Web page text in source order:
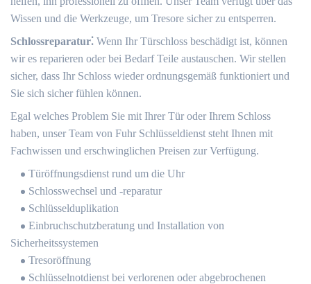
Wissen und die Werkzeuge, um Tresore sicher zu entsperren.​
Schlossreparatur⁚ Wenn Ihr Türschloss beschädigt ist, können
wir es reparieren oder bei Bedarf Teile austauschen. Wir stellen
sicher, dass Ihr Schloss wieder ordnungsgemäß funktioniert und
Sie sich sicher fühlen können.
Egal welches Problem Sie mit Ihrer Tür oder Ihrem Schloss
haben, unser Team von Fuhr Schlüsseldienst steht Ihnen mit
Fachwissen und erschwinglichen Preisen zur Verfügung.​
Türöffnungsdienst rund um die Uhr
Schlosswechsel und -reparatur
Schlüsselduplikation
Einbruchschutzberatung und Installation von
Sicherheitssystemen
Tresoröffnung
Schlüsselnotdienst bei verlorenen oder abgebrochenen